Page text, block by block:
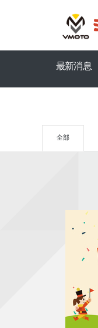
最新消息
全部